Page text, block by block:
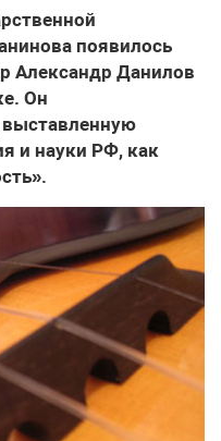
появилось
Александр Данилов
Он
и науки РФ, как